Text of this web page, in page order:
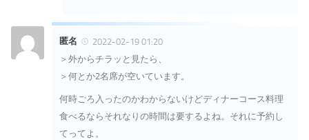
匿名
2022-02-19 01:20
＞外からチラッと見たら、
＞何とか2名席が空いています。
何時ごろ入ったのかわからないけどディナーコース料理
食べるならそれなりの時間は要するよね。それに予約し
てってよ。